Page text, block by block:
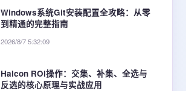
Windows系统Git安装配置全攻略：从零
到精通的完整指南
2026/8/7 5:32:09
Halcon ROI操作：交集、补集、全选与
反选的核心原理与实战应用